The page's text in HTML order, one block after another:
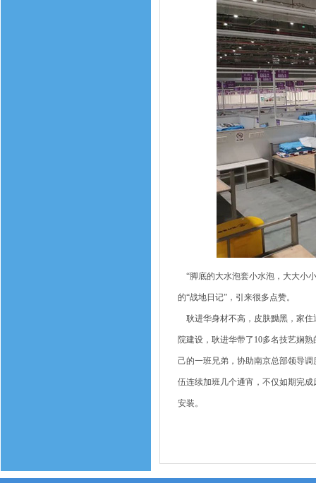
“脚底的大水泡套小水泡，大大小
的“战地日记”，引来很多点赞。
耿进华身材不高，皮肤黝黑，家住
院建设，耿进华带了10多名技艺娴
己的一班兄弟，协助南京总部领导
伍连续加班几个通宵，不仅如期完
安装。